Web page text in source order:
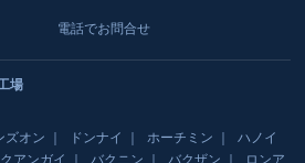
電話でお問合せ
場
ズオン ドンナイ ホーチミン
ハノイ
クアンガイ バクニン バクザン
ロンア